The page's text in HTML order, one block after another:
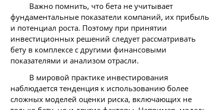
Важно помнить, что бета не учитывает
фундаментальные показатели компаний, их прибыль
и потенциал роста. Поэтому при принятии
инвестиционных решений следует рассматривать
бету в комплексе с другими финансовыми
показателями и анализом отрасли.
В мировой практике инвестирования
наблюдается тенденция к использованию более
сложных моделей оценки риска, включающих не